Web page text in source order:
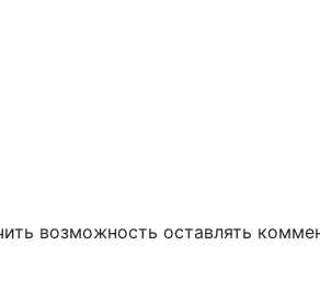
возможность оставлять